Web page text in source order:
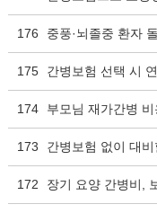
176 중풍·뇌졸중 환자
175 간병보험 선택 시
174 부모님 재가간병
173 간병보험 없이 대
172 장기 요양 간병비,